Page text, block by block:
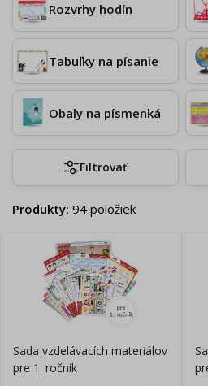
Rozvrhy hodín
Tabuľky na písanie
Obaly na písmenká
Filtrovať
Produkty: 94 položiek
Sada vzdelávacích materiálov
pre 1. ročník